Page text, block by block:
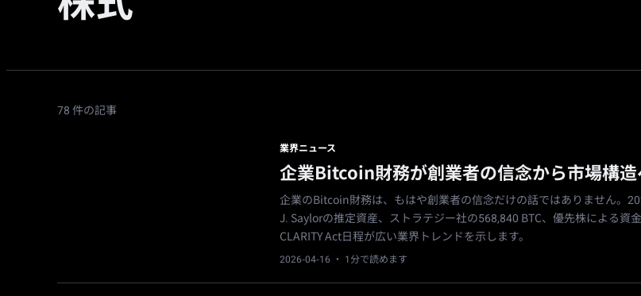
78 件の記事
業界ニュース
企業Bitcoin財務が創業者の信念から市場構造
企業のBitcoin財務は、もはや創業者の信念だけの話ではありません。
J. Saylorの推定資産、ストラテジー社の568,840 BTC、優先株による資金
CLARITY Act日程が広い業界トレンドを示します。
2026-04-16 · 1分で読めます